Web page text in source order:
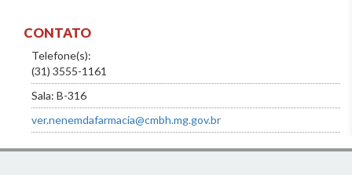
CONTATO
Telefone(s):
(31) 3555-1161
Sala: B-316
ver.nenemdafarmacia@cmbh.mg.gov.br